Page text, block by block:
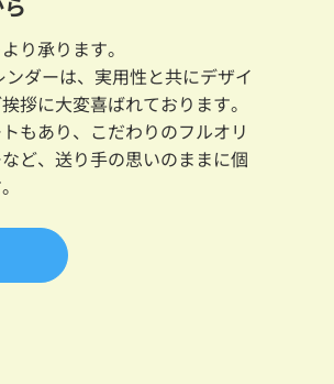
り承ります。
ダーは、実用性と共にデザイ
拶に大変喜ばれております。
もあり、こだわりのフルオリ
ど、送り手の思いのままに個